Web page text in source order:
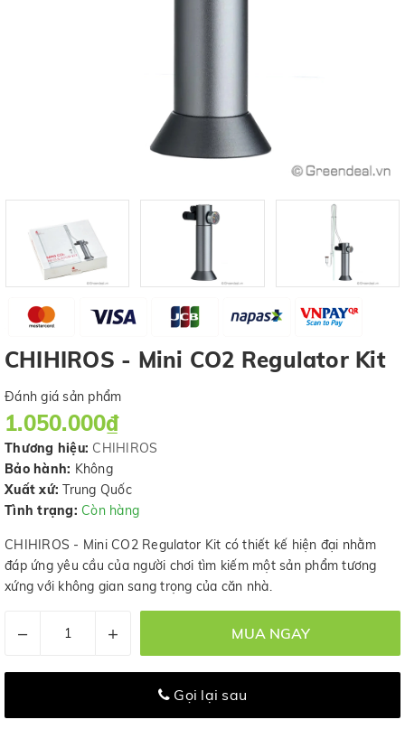
CHIHIROS - Mini CO2 Regulator Kit
Đánh giá sản phẩm
1.050.000₫
Thương hiệu: CHIHIROS
Bảo hành: Không
Xuất xứ: Trung Quốc
Tình trạng: Còn hàng
CHIHIROS - Mini CO2 Regulator Kit có thiết kế hiện đại nhằm
đáp ứng yêu cầu của người chơi tìm kiếm một sản phẩm tương
xứng với không gian sang trọng của căn nhà.
– + MUA NGAY
Gọi lại sau